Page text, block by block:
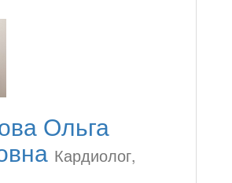
Ольга
Кардиолог,